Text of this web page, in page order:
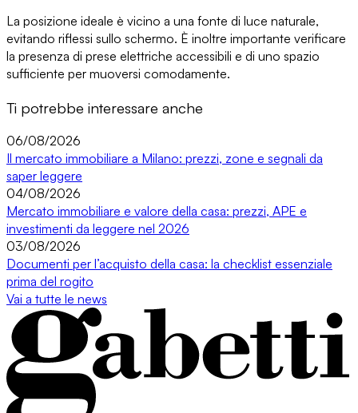
La posizione ideale è vicino a una fonte di luce naturale,
evitando riflessi sullo schermo. È inoltre importante verificare
la presenza di prese elettriche accessibili e di uno spazio
sufficiente per muoversi comodamente.
Ti potrebbe interessare anche
06/08/2026
Il mercato immobiliare a Milano: prezzi, zone e segnali da
saper leggere
04/08/2026
Mercato immobiliare e valore della casa: prezzi, APE e
investimenti da leggere nel 2026
03/08/2026
Documenti per l’acquisto della casa: la checklist essenziale
prima del rogito
Vai a tutte le news